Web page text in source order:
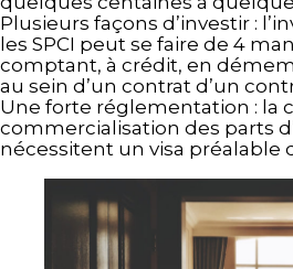
Plusieurs façons d’investir :
les SPCI peut se faire de 4
comptant, à crédit, en
au sein d’un contrat d’un
Une forte réglementation : la
commercialisation des parts
nécessitent un visa préalable